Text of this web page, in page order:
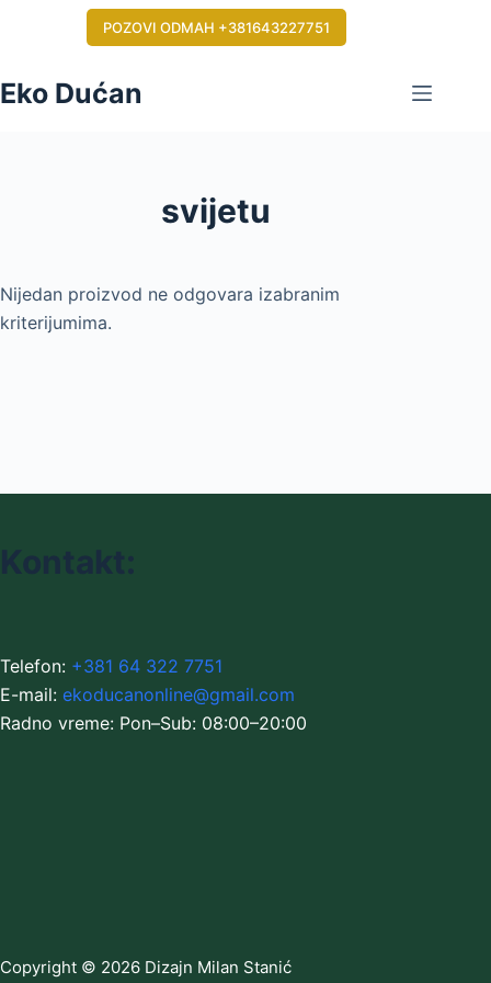
POZOVI ODMAH +381643227751
Eko Dućan
svijetu
Nijedan proizvod ne odgovara izabranim
kriterijumima.
Kontakt:
Telefon: +381 64 322 7751
E-mail: ekoducanonline@gmail.com
Radno vreme: Pon–Sub: 08:00–20:00
Copyright © 2026 Dizajn Milan Stanić